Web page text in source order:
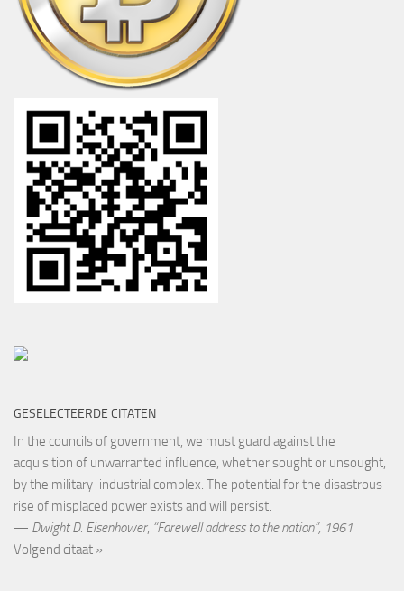
GESELECTEERDE CITATEN
In the councils of government, we must guard against the
acquisition of unwarranted influence, whether sought or unsought,
by the military-industrial complex. The potential for the disastrous
rise of misplaced power exists and will persist.
— Dwight D. Eisenhower, “Farewell address to the nation”, 1961
Volgend citaat »